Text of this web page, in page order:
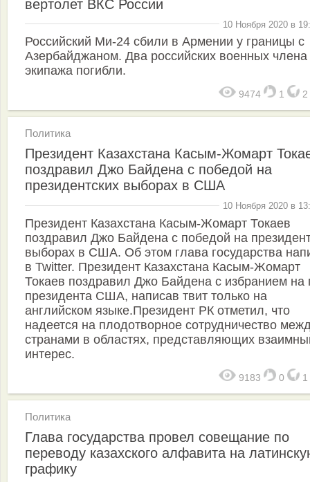
вертолет ВКС России
10 Ноября 2020 в
Российский Ми-24 сбили в Армении у границы с
Азербайджаном. Два российских военных члена
экипажа погибли.
9474 1 2
Политика
Президент Казахстана Касым-Жомарт
поздравил Джо Байдена с победой на
президентских выборах в США
10 Ноября 2020 в
Президент Казахстана Касым-Жомарт Токаев
поздравил Джо Байдена с победой на
выборах в США. Об этом глава государства
в Twitter. Президент Казахстана Касым-Жомарт
Токаев поздравил Джо Байдена с избранием на
президента США, написав твит только на
английском языке.Президент РК отметил, что
надеется на плодотворное сотрудничество
странами в областях, представляющих
интерес.
9183 0 1
Политика
Глава государства провел совещание по
переводу казахского алфавита на
графику